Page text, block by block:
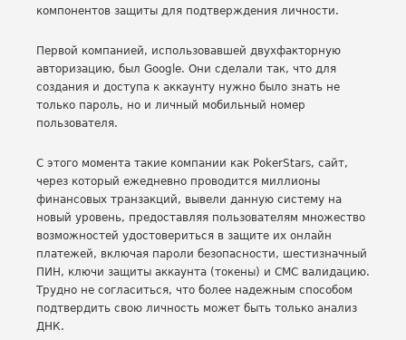
компонентов защиты для подтверждения личности.
Первой компанией, использовавшей двухфакторную
авторизацию, был Google. Они сделали так, что для
создания и доступа к аккаунту нужно было знать не
только пароль, но и личный мобильный номер
пользователя.
С этого момента такие компании как PokerStars, сайт,
через который ежедневно проводится миллионы
финансовых транзакций, вывели данную систему на
новый уровень, предоставляя пользователям множество
возможностей удостовериться в защите их онлайн
платежей, включая пароли безопасности, шестизначный
ПИН, ключи защиты аккаунта (токены) и СМС валидацию.
Трудно не согласиться, что более надежным способом
подтвердить свою личность может быть только анализ
ДНК.